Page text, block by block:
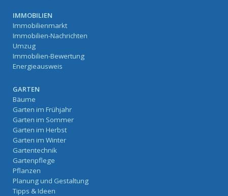
IMMOBILIEN
Immobilienmarkt
Immobilien-Nachrichten
Umzug
Immobilien-Bewertung
Energieausweis
GARTEN
Bäume
Garten im Frühjahr
Garten im Sommer
Garten im Herbst
Garten im Winter
Gartentechnik
Gartenpflege
Pflanzen
Planung und Gestaltung
Tipps & Ideen